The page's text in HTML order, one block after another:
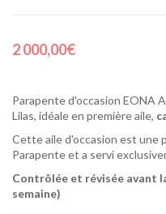
2 000,00€
Parapente d'occasion EONA
Lilas, idéale en première aile,
Cette aile d'occasion est une
Parapente et a servi
Contrôlée et révisée avant
semaine)